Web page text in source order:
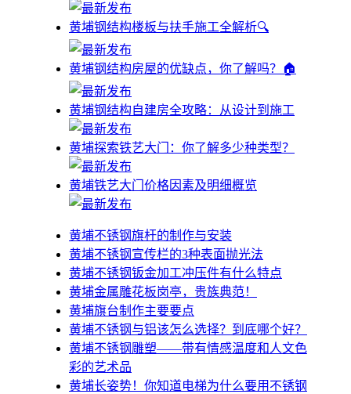
黄埔钢结构楼板与扶手施工全解析🔍
黄埔钢结构房屋的优缺点，你了解吗？🏠
黄埔钢结构自建房全攻略：从设计到施工
黄埔探索铁艺大门：你了解多少种类型？
黄埔铁艺大门价格因素及明细概览
黄埔不锈钢旗杆的制作与安装
黄埔不锈钢宣传栏的3种表面抛光法
黄埔不锈钢钣金加工冲压件有什么特点
黄埔金属雕花板岗亭，贵族典范！
黄埔旗台制作主要要点
黄埔不锈钢与铝该怎么选择？到底哪个好？
黄埔不锈钢雕塑——带有情感温度和人文色
彩的艺术品
黄埔​长姿势！你知道电梯为什么要用不锈钢